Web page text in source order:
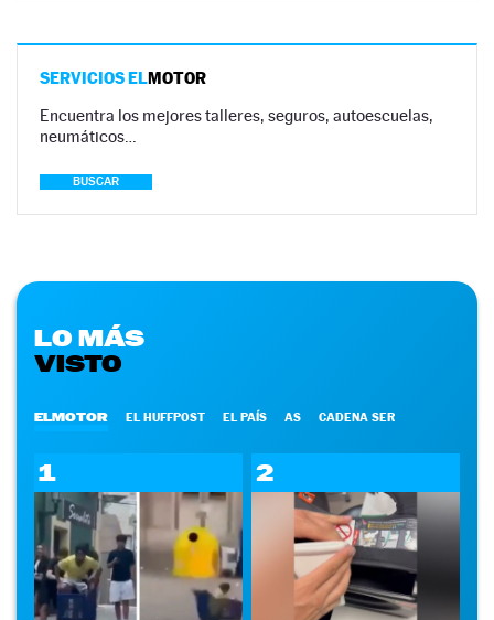
SERVICIOS ELMOTOR
Encuentra los mejores talleres, seguros, autoescuelas,
neumáticos…
BUSCAR
LO MÁS
VISTO
ELMOTOR EL HUFFPOST EL PAÍS AS CADENA SER
1 2